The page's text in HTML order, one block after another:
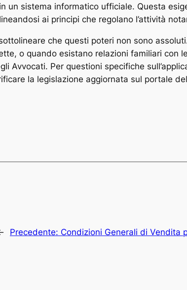
un sistema informatico ufficiale. Questa
ai principi che regolano l’attività
che questi poteri non sono
o quando esistano relazioni familiari con
Avvocati. Per questioni specifiche
la legislazione aggiornata sul portale
Precedente: Condizioni Generali di Vendita